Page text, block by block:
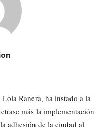
Ranera, ha instado a la
más la implementación
adhesión de la ciudad al